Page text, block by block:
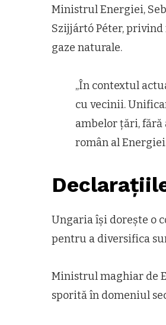
Ministrul Energiei,
Szijjártó Péter,
gaze naturale.
„În contextul
cu vecinii.
ambelor țări,
român al
Ungaria își dorește o
pentru a diversifica
Ministrul maghiar de
sporită în domeniul